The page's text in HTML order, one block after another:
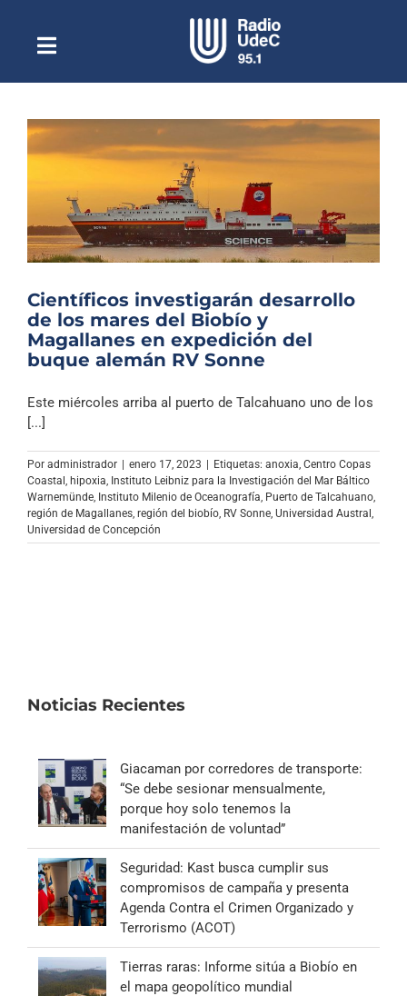
contenidoToggle
NavigationEscuchar Radio UdeC en vivo
Quiénes Somos
Programación
Podcast
Noticias
Columnas
Música Clásica
Científicos investigarán desarrollo
de los mares del Biobío y
Magallanes en expedición del
buque alemán RV Sonne
Este miércoles arriba al puerto de Talcahuano uno de los
[...]
Por administrador | enero 17, 2023 | Etiquetas: anoxia Centro Copas
Coastal hipoxia Instituto Leibniz para la Investigación del Mar Báltico
Warnemünde Instituto Milenio de Oceanografía Puerto de Talcahuano
región de Magallanes región del biobío RV Sonne Universidad Austral
Universidad de Concepción
Noticias Recientes
Giacaman por corredores de transporte:
“Se debe sesionar mensualmente,
porque hoy solo tenemos la
manifestación de voluntad”
Seguridad: Kast busca cumplir sus
compromisos de campaña y presenta
Agenda Contra el Crimen Organizado y
Terrorismo (ACOT)
Tierras raras: Informe sitúa a Biobío en
el mapa geopolítico mundial